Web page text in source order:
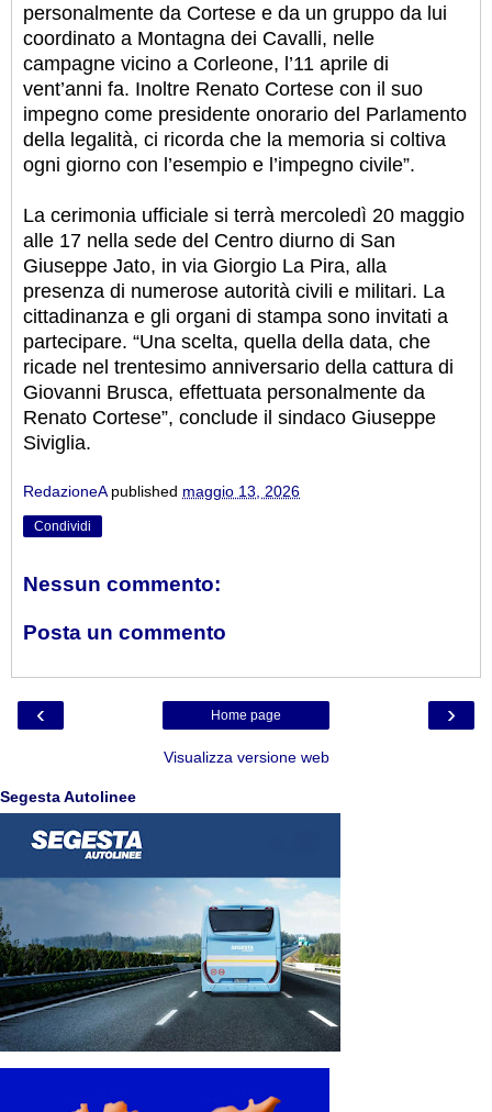
personalmente da Cortese e da un gruppo da lui
coordinato a Montagna dei Cavalli, nelle
campagne vicino a Corleone, l’11 aprile di
vent’anni fa. Inoltre Renato Cortese con il suo
impegno come presidente onorario del Parlamento
della legalità, ci ricorda che la memoria si coltiva
ogni giorno con l’esempio e l’impegno civile”.
La cerimonia ufficiale si terrà mercoledì 20 maggio
alle 17 nella sede del Centro diurno di San
Giuseppe Jato, in via Giorgio La Pira, alla
presenza di numerose autorità civili e militari. La
cittadinanza e gli organi di stampa sono invitati a
partecipare. “Una scelta, quella della data, che
ricade nel trentesimo anniversario della cattura di
Giovanni Brusca, effettuata personalmente da
Renato Cortese”, conclude il sindaco Giuseppe
Siviglia.
RedazioneA published maggio 13, 2026
Condividi
Nessun commento:
Posta un commento
‹ ›
Home page
Visualizza versione web
Segesta Autolinee